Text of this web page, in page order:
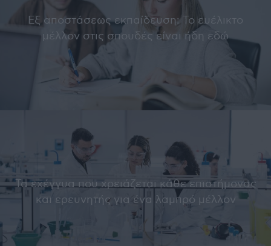
Εξ αποστάσεως εκπαίδευση: Το ευέλικτο
μέλλον στις σπουδές είναι ήδη εδώ
Τα εχέγγυα που χρειάζεται κάθε επιστήμονας
και ερευνητής για ένα λαμπρό μέλλον